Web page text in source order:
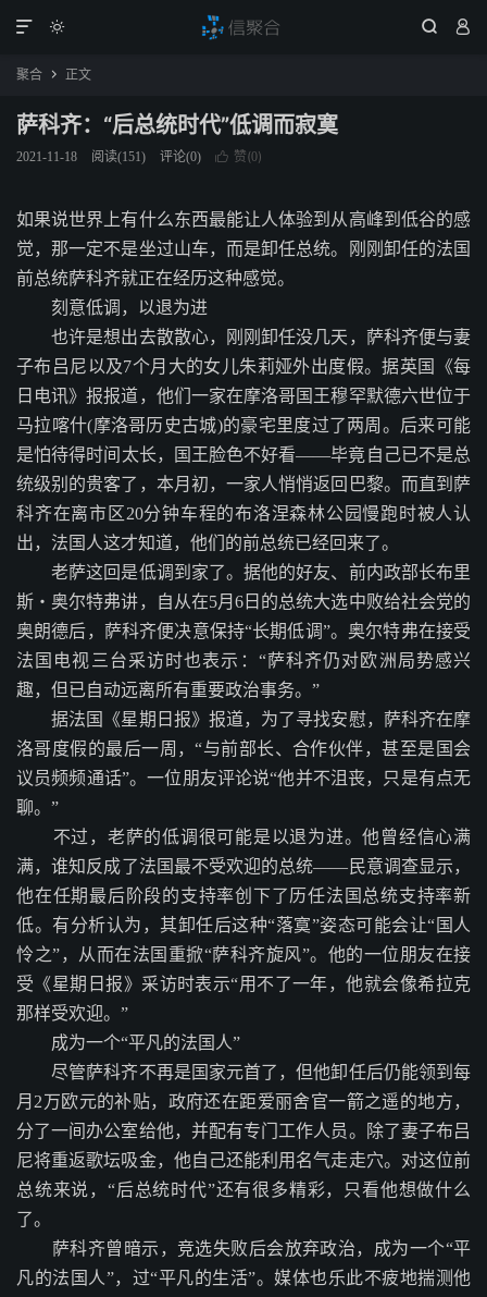
  

聚合  正文
萨科齐：“后总统时代”低调而寂寞
2021-11-18 阅读(151) 评论(0)  赞(0)
如果说世界上有什么东西最能让人体验到从高峰到低谷的感
觉，那一定不是坐过山车，而是卸任总统。刚刚卸任的法国
前总统萨科齐就正在经历这种感觉。
刻意低调，以退为进
也许是想出去散散心，刚刚卸任没几天，萨科齐便与妻
子布吕尼以及7个月大的女儿朱莉娅外出度假。据英国《每
日电讯》报报道，他们一家在摩洛哥国王穆罕默德六世位于
马拉喀什(摩洛哥历史古城)的豪宅里度过了两周。后来可能
是怕待得时间太长，国王脸色不好看――毕竟自己已不是总
统级别的贵客了，本月初，一家人悄悄返回巴黎。而直到萨
科齐在离市区20分钟车程的布洛涅森林公园慢跑时被人认
出，法国人这才知道，他们的前总统已经回来了。
老萨这回是低调到家了。据他的好友、前内政部长布里
斯・奥尔特弗讲，自从在5月6日的总统大选中败给社会党的
奥朗德后，萨科齐便决意保持“长期低调”。奥尔特弗在接受
法国电视三台采访时也表示：“萨科齐仍对欧洲局势感兴
趣，但已自动远离所有重要政治事务。”
据法国《星期日报》报道，为了寻找安慰，萨科齐在摩
洛哥度假的最后一周，“与前部长、合作伙伴，甚至是国会
议员频频通话”。一位朋友评论说“他并不沮丧，只是有点无
聊。”
不过，老萨的低调很可能是以退为进。他曾经信心满
满，谁知反成了法国最不受欢迎的总统――民意调查显示，
他在任期最后阶段的支持率创下了历任法国总统支持率新
低。有分析认为，其卸任后这种“落寞”姿态可能会让“国人
怜之”，从而在法国重掀“萨科齐旋风”。他的一位朋友在接
受《星期日报》采访时表示“用不了一年，他就会像希拉克
那样受欢迎。”
成为一个“平凡的法国人”
尽管萨科齐不再是国家元首了，但他卸任后仍能领到每
月2万欧元的补贴，政府还在距爱丽舍官一箭之遥的地方，
分了一间办公室给他，并配有专门工作人员。除了妻子布吕
尼将重返歌坛吸金，他自己还能利用名气走走穴。对这位前
总统来说，“后总统时代”还有很多精彩，只看他想做什么
了。
萨科齐曾暗示，竞选失败后会放弃政治，成为一个“平
凡的法国人”，过“平凡的生活”。媒体也乐此不疲地揣测他